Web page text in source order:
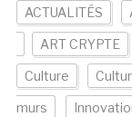
ACTUALITÉS
ART CRYPTE
Culture
murs